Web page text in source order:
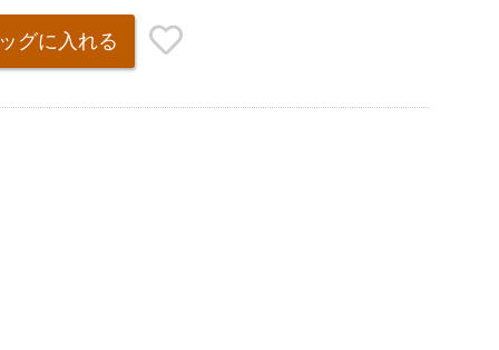
グに入れる